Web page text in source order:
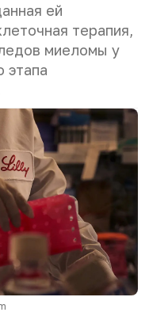
ей
терапия,
миеломы у
этапа